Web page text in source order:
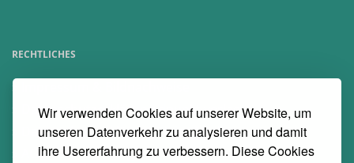
Wir verwenden Cookies auf unserer Website, um
unseren Datenverkehr zu analysieren und damit
ihre Usererfahrung zu verbessern. Diese Cookies
RECHTLICHES
» Impressum & Bildnachweise
» Datenschutzerklärung dpunkt.verlag
» Datenschutzerklärung Heise Medien
» AGB Veranstaltungen